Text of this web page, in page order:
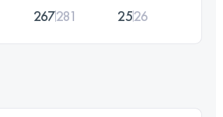
267281 2526